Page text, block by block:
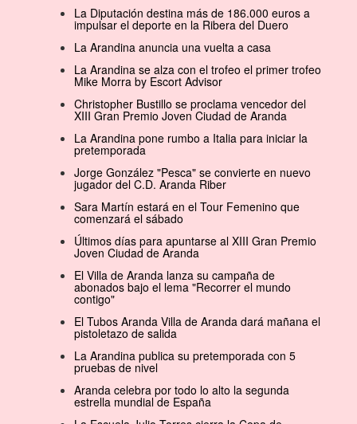
La Diputación destina más de 186.000 euros a
impulsar el deporte en la Ribera del Duero
La Arandina anuncia una vuelta a casa
La Arandina se alza con el trofeo el primer trofeo
Mike Morra by Escort Advisor
Christopher Bustillo se proclama vencedor del
XIII Gran Premio Joven Ciudad de Aranda
La Arandina pone rumbo a Italia para iniciar la
pretemporada
Jorge González "Pesca" se convierte en nuevo
jugador del C.D. Aranda Riber
Sara Martín estará en el Tour Femenino que
comenzará el sábado
Últimos días para apuntarse al XIII Gran Premio
Joven Ciudad de Aranda
El Villa de Aranda lanza su campaña de
abonados bajo el lema "Recorrer el mundo
contigo"
El Tubos Aranda Villa de Aranda dará mañana el
pistoletazo de salida
La Arandina publica su pretemporada con 5
pruebas de nivel
Aranda celebra por todo lo alto la segunda
estrella mundial de España